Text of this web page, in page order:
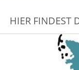
HIER FINDEST